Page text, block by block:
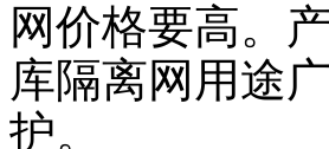
网价格要高。
库隔离网用途
护。